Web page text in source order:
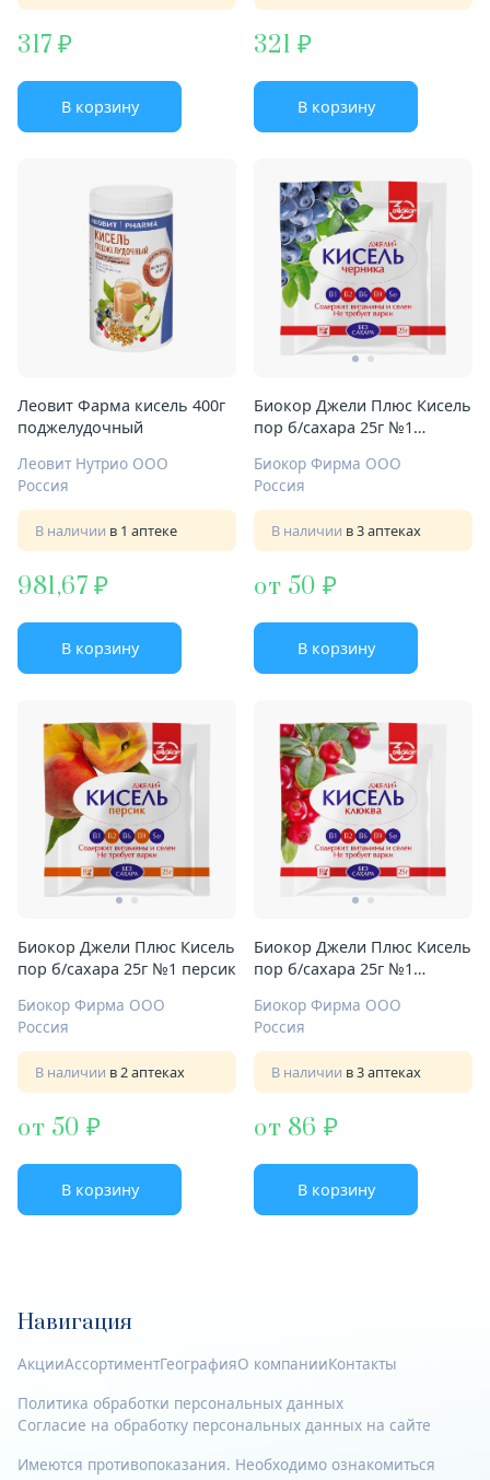
317
В корзину
321
В корзину
Леовит Фарма кисель 400г
поджелудочный
Леовит Нутрио ООО
Россия
В наличии в 1 аптеке
981,67
В корзину
Биокор Джели Плюс Кисель
пор б/сахара 25г №1
Биокор Фирма ООО
Россия
В наличии в 3 аптеках
от 50
В корзину
Биокор Джели Плюс Кисель
пор б/сахара 25г №1 персик
Биокор Фирма ООО
Россия
В наличии в 2 аптеках
от 50
В корзину
Биокор Джели Плюс Кисель
пор б/сахара 25г №1
Биокор Фирма ООО
Россия
В наличии в 3 аптеках
от 86
В корзину
Навигация
АкцииАссортиментГеографияО компанииКонтакты
Политика обработки персональных данных
Согласие на обработку персональных данных на сайте
Имеются противопоказания. Необходимо ознакомиться